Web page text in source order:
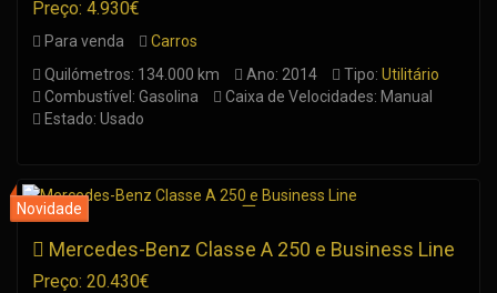
Preço: 4.930€
Para venda
Carros
Quilómetros: 134.000 km
Ano: 2014 Tipo: Utilitário
Combustível: Gasolina
Caixa de Velocidades: Manual
Estado: Usado
Mercedes-Benz Classe A 250 e Business Line
Preço: 20.430€